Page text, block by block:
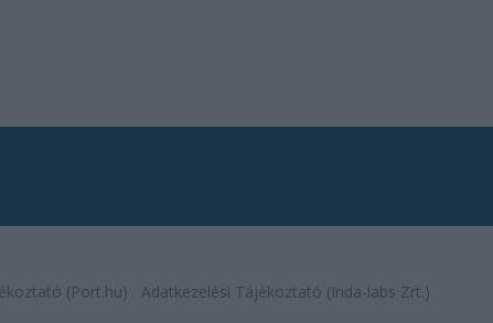
(Port.hu) Adatkezelési Tájékoztató (Inda-labs Zrt.)